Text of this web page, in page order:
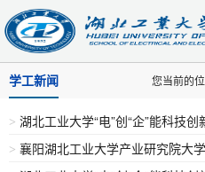
学工新闻 您当前的位
> 湖北工业大学“电”创“企”能科技
> 襄阳湖北工业大学产业研究院大